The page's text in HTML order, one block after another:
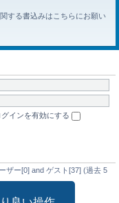
する書込みはこちらにお願い
グインを有効にする
ザー[0] and ゲスト[37] (過去 5